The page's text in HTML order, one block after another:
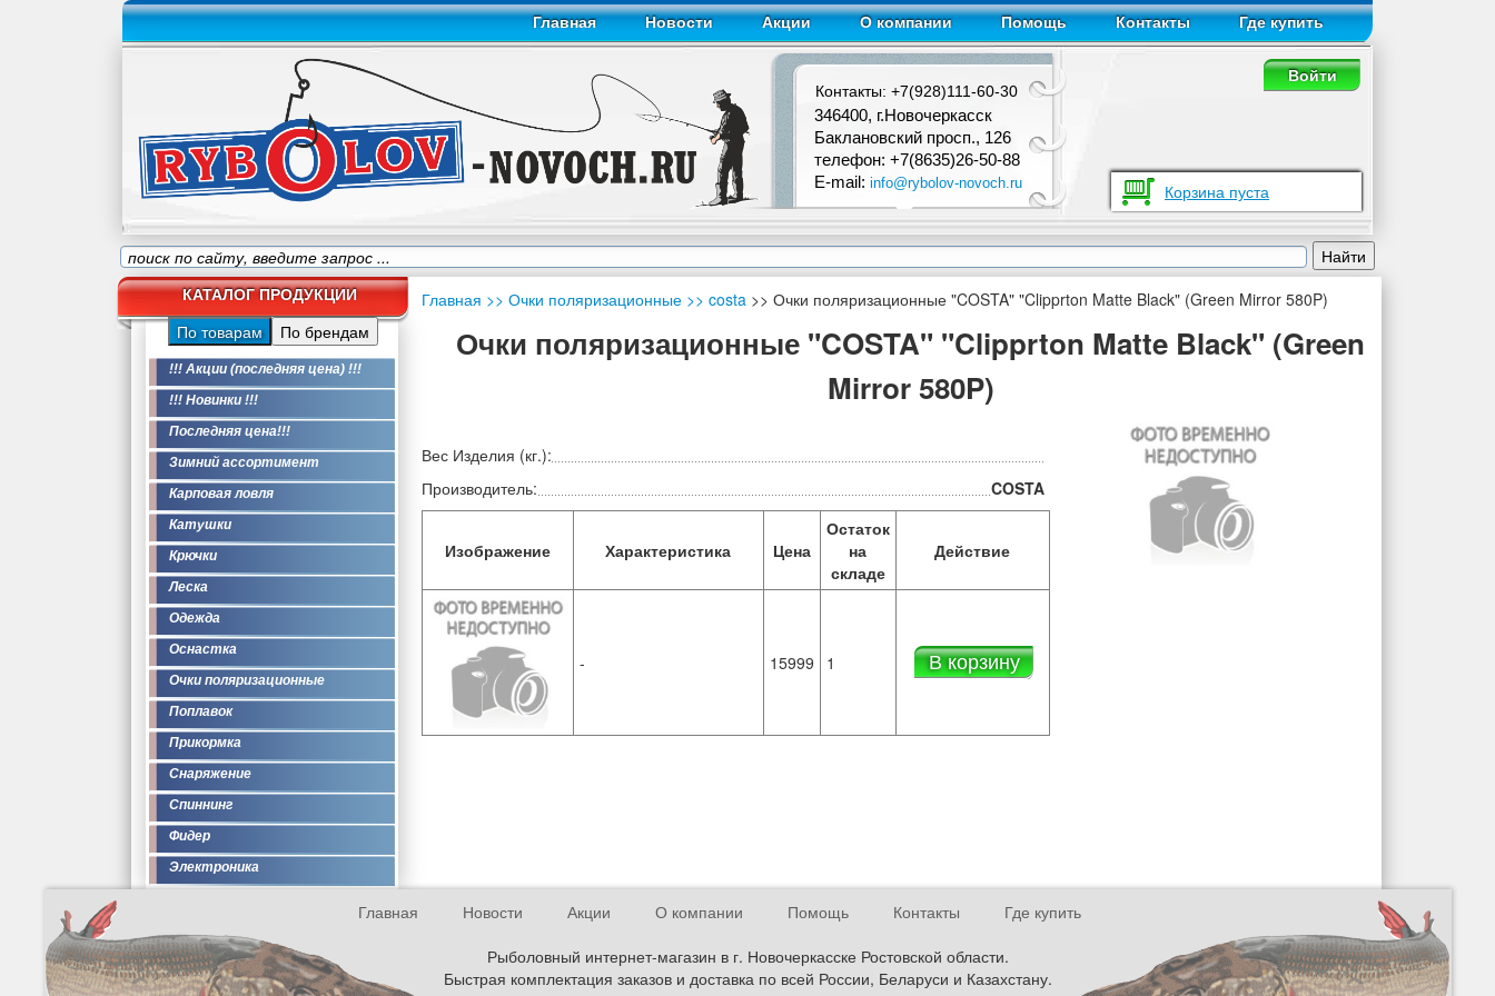
Главная Новости Акции О компании Помощь Контакты Где купить
Контакты: +7(928)111-60-30
346400, г.Новочеркасск
Баклановский просп., 126
телефон: +7(8635)26-50-88
E-mail: info@rybolov-novoch.ru
Войти
Корзина пуста
КАТАЛОГ ПРОДУКЦИИ
По товарам По брендам
!!! Акции (последняя цена) !!!
!!! Новинки !!!
Последняя цена!!!
Зимний ассортимент
Карповая ловля
Катушки
Крючки
Леска
Одежда
Оснастка
Очки поляризационные
Поплавок
Прикормка
Снаряжение
Спиннинг
Фидер
Электроника
Главная >> Очки поляризационные>> costa>> Очки поляризационные "COSTA" "Clipprton Matte Black" (Green Mirror 580P)
Очки поляризационные "COSTA" "Clipprton Matte Black" (Green
Mirror 580P)
Вес Изделия (кг.):
Производитель:
COSTA
Изображение Характеристика Цена
Остаток
на
складе
Действие
- 15999 1 В корзину
Главная Новости Акции О компании Помощь Контакты
Где купить
Рыболовный интернет-магазин в г. Новочеркасске Ростовской области.
Быстрая комплектация заказов и доставка по всей России, Беларуси и Казахстану.